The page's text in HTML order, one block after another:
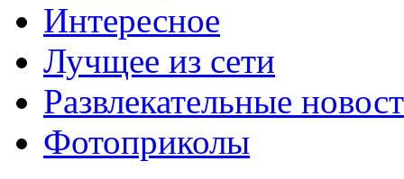
Интересное
Лучщее из сети
Развлекательные
Фотоприколы